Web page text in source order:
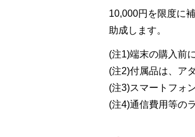
10,000円を限度に
助成します。
(注1)端末の購入前
(注2)付属品は、ア
(注3)スマートフォ
(注4)通信費用等の